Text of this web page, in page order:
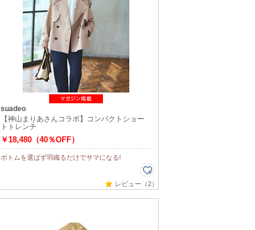
suadeo
【神山まりあさんコラボ】コンパクトショー
トトレンチ
￥18,480（40％OFF）
ボトムを選ばず羽織るだけでサマになる!
レビュー（2）